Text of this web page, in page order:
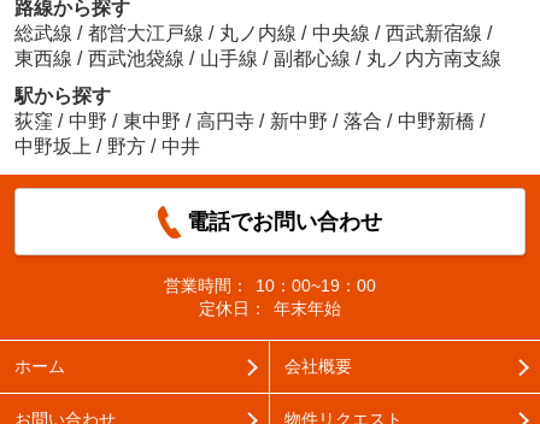
路線から探す
総武線 / 都営大江戸線 / 丸ノ内線 / 中央線 / 西武新宿線 /
東西線 / 西武池袋線 / 山手線 / 副都心線 / 丸ノ内方南支線
駅から探す
荻窪 / 中野 / 東中野 / 高円寺 / 新中野 / 落合 / 中野新橋 /
中野坂上 / 野方 / 中井
電話でお問い合わせ
営業時間：
10：00~19：00
定休日：
年末年始
ホーム 会社概要
お問い合わせ 物件リクエスト